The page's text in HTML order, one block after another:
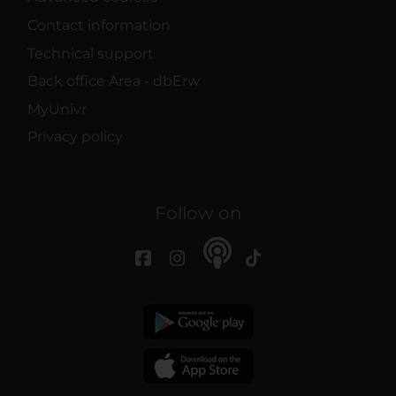
Contact information
Technical support
Back office Area - dbErw
MyUnivr
Privacy policy
Follow on